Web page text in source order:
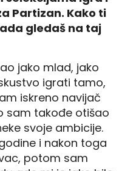
Partizan. Kako ti
gledaš na taj
jako mlad, jako
igrati tamo,
iskreno navijač
sam takođe otišao
svoje ambicije.
i nakon toga
potom sam